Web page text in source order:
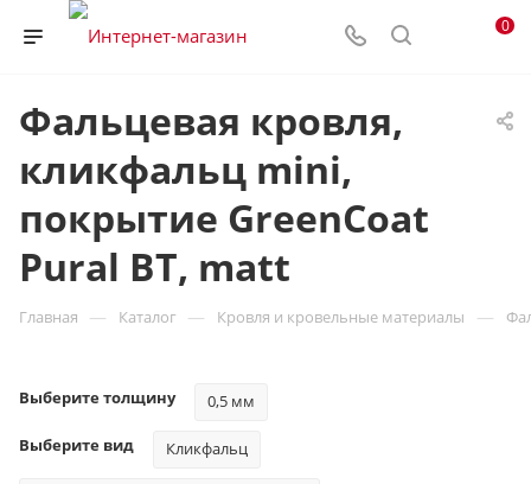
0
Фальцевая кровля,
кликфальц mini,
покрытие GreenCoat
Pural BT, matt
Главная — Каталог — Кровля и кровельные материалы —
Выберите толщину 0,5 мм
Выберите вид Кликфальц